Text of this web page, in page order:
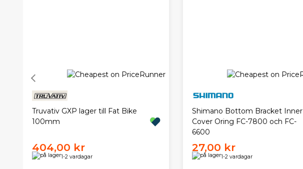
Truvativ GXP lager till Fat Bike
100mm
404,00 kr
1-2 vardagar
Shimano Bottom Bracket Inner
Cover Oring FC-7800 och FC-
6600
27,00 kr
1-2 vardagar